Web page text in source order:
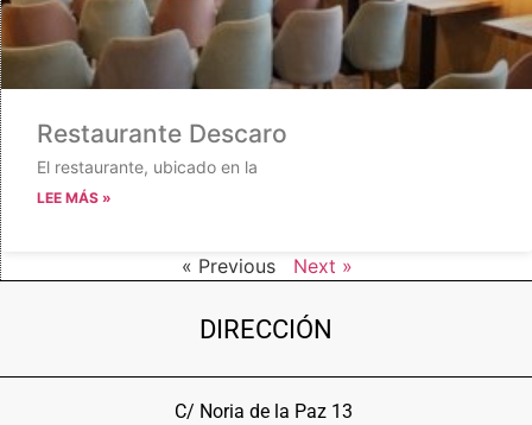
Restaurante Descaro
El restaurante, ubicado en la
LEE MÁS »
« Previous Next »
DIRECCIÓN
C/ Noria de la Paz 13